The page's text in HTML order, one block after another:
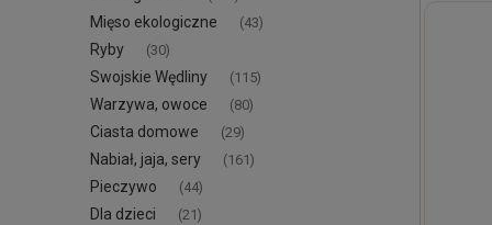
Mięso ekologiczne (43)
Ryby (30)
Swojskie Wędliny (115)
Warzywa, owoce (80)
Ciasta domowe (29)
Nabiał, jaja, sery (161)
Pieczywo (44)
Dla dzieci (21)